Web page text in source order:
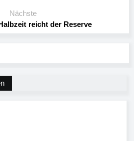
Nächste
reicht der Reserve